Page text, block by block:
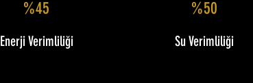
%45
Enerji Verimliliği
%50
Su Verimliliği